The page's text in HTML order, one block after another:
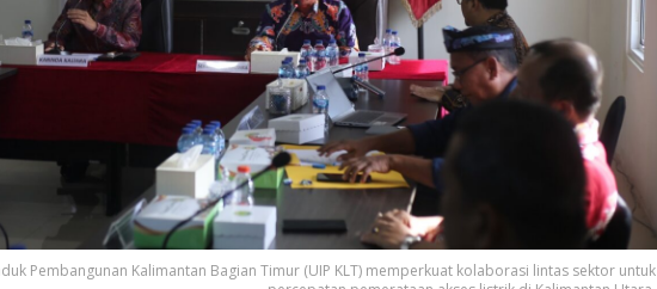
Pembangunan Kalimantan Bagian Timur (UIP KLT) memperkuat kolaborasi lintas sektor untuk